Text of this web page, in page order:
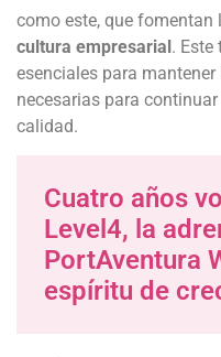
como este, que fomentan
cultura empresarial. Este
esenciales para
necesarias para
calidad.
Cuatro años
Level4, la
PortAventura
espíritu de